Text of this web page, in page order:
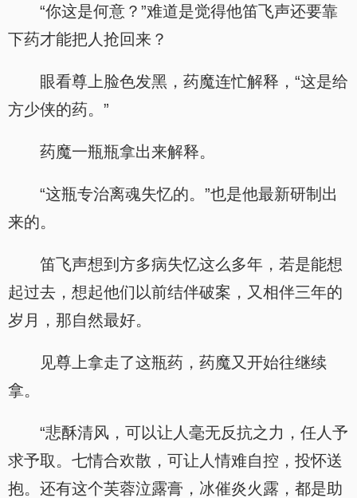
“你这是何意？”难道是觉得他笛飞声还要靠
下药才能把人抢回来？
眼看尊上脸色发黑，药魔连忙解释，“这是给
方少侠的药。”
药魔一瓶瓶拿出来解释。
“这瓶专治离魂失忆的。”也是他最新研制出
来的。
笛飞声想到方多病失忆这么多年，若是能想
起过去，想起他们以前结伴破案，又相伴三年的
岁月，那自然最好。
见尊上拿走了这瓶药，药魔又开始往继续
拿。
“悲酥清风，可以让人毫无反抗之力，任人予
求予取。七情合欢散，可让人情难自控，投怀送
抱。还有这个芙蓉泣露膏，冰催炎火露，都是助